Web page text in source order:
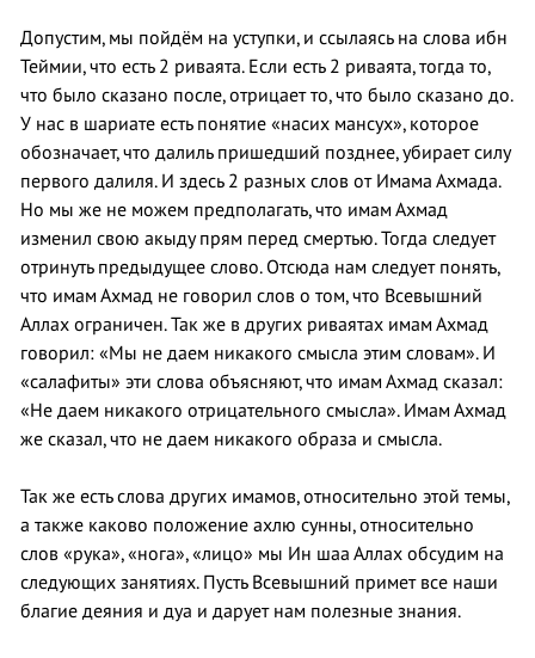
Допустим, мы пойдём на уступки, и ссылаясь на слова ибн
Теймии, что есть 2 риваята. Если есть 2 риваята, тогда то,
что было сказано после, отрицает то, что было сказано до.
У нас в шариате есть понятие «насих мансух», которое
обозначает, что далиль пришедший позднее, убирает силу
первого далиля. И здесь 2 разных слов от Имама Ахмада.
Но мы же не можем предполагать, что имам Ахмад
изменил свою акыду прям перед смертью. Тогда следует
отринуть предыдущее слово. Отсюда нам следует понять,
что имам Ахмад не говорил слов о том, что Всевышний
Аллах ограничен. Так же в других риваятах имам Ахмад
говорил: «Мы не даем никакого смысла этим словам». И
«салафиты» эти слова объясняют, что имам Ахмад сказал:
«Не даем никакого отрицательного смысла». Имам Ахмад
же сказал, что не даем никакого образа и смысла.
Так же есть слова других имамов, относительно этой темы,
а также каково положение ахлю сунны, относительно
слов «рука», «нога», «лицо» мы Ин шаа Аллах обсудим на
следующих занятиях. Пусть Всевышний примет все наши
благие деяния и дуа и дарует нам полезные знания.